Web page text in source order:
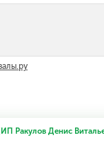
Ракулов Денис